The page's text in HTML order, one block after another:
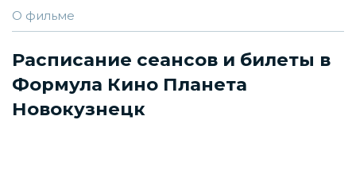
О фильме
Расписание сеансов и билеты в
Формула Кино Планета
Новокузнецк